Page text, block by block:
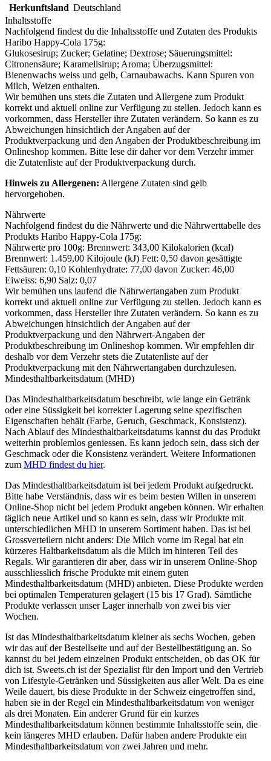
Herkunftsland Deutschland
Inhaltsstoffe
Nachfolgend findest du die Inhaltsstoffe und Zutaten des Produkts
Haribo Happy-Cola 175g:
Glukosesirup; Zucker; Gelatine; Dextrose; Säuerungsmittel:
Citronensäure; Karamellsirup; Aroma; Überzugsmittel:
Bienenwachs weiss und gelb, Carnaubawachs. Kann Spuren von
Milch, Weizen enthalten.
Wir bemühen uns stets die Zutaten und Allergene zum Produkt
korrekt und aktuell online zur Verfügung zu stellen. Jedoch kann es
vorkommen, dass Hersteller ihre Zutaten verändern. So kann es zu
Abweichungen hinsichtlich der Angaben auf der
Produktverpackung und den Angaben der Produktbeschreibung im
Onlineshop kommen. Bitte lese dir daher vor dem Verzehr immer
die Zutatenliste auf der Produktverpackung durch.
Hinweis zu Allergenen: Allergene Zutaten sind gelb
hervorgehoben.
Nährwerte
Nachfolgend findest du die Nährwerte und die Nährwerttabelle des
Produkts Haribo Happy-Cola 175g:
Nährwerte pro 100g: Brennwert: 343,00 Kilokalorien (kcal)
Brennwert: 1.459,00 Kilojoule (kJ) Fett: 0,50 davon gesättigte
Fettsäuren: 0,10 Kohlenhydrate: 77,00 davon Zucker: 46,00
Eiweiss: 6,90 Salz: 0,07
Wir bemühen uns laufend die Nährwertangaben zum Produkt
korrekt und aktuell online zur Verfügung zu stellen. Jedoch kann es
vorkommen, dass Hersteller ihre Zutaten verändern. So kann es zu
Abweichungen hinsichtlich der Angaben auf der
Produktverpackung und den Nährwert-Angaben der
Produktbeschreibung im Onlineshop kommen. Wir empfehlen dir
deshalb vor dem Verzehr stets die Zutatenliste auf der
Produktverpackung mit den Nährwertangaben durchzulesen.
Mindesthaltbarkeitsdatum (MHD)
Das Mindesthaltbarkeitsdatum beschreibt, wie lange ein Getränk
oder eine Süssigkeit bei korrekter Lagerung seine spezifischen
Eigenschaften behält (Farbe, Geruch, Geschmack, Konsistenz).
Nach Ablauf des Mindesthaltbarkeitsdatums kannst du das Produkt
weiterhin problemlos geniessen. Es kann jedoch sein, dass sich der
Geschmack oder die Konsistenz verändert. Weitere Informationen
zum MHD findest du hier.
Das Mindesthaltbarkeitsdatum ist bei jedem Produkt aufgedruckt.
Bitte habe Verständnis, dass wir es beim besten Willen in unserem
Online-Shop nicht bei jedem Produkt angeben können. Wir erhalten
täglich neue Artikel und so kann es sein, dass wir Produkte mit
unterschiedlichen MHD in unserem Sortiment haben. Das ist bei
Grossverteilern nicht anders: Die Milch vorne im Regal hat ein
kürzeres Haltbarkeitsdatum als die Milch im hinteren Teil des
Regals. Wir garantieren dir aber, dass wir in unserem Online-Shop
ausschliesslich frische Produkte mit einem guten
Mindesthaltbarkeitsdatum (MHD) anbieten. Diese Produkte werden
bei optimalen Temperaturen gelagert (15 bis 17 Grad). Sämtliche
Produkte verlassen unser Lager innerhalb von zwei bis vier
Wochen.
Ist das Mindesthaltbarkeitsdatum kleiner als sechs Wochen, geben
wir das auf der Bestellseite und auf der Bestellbestätigung an. So
kannst du bei jedem einzelnen Produkt entscheiden, ob das OK für
dich ist. Sweets.ch ist der Spezialist für den Import und den Vertrieb
von Lifestyle-Getränken und Süssigkeiten aus aller Welt. Da es eine
Weile dauert, bis diese Produkte in der Schweiz eingetroffen sind,
haben sie in der Regel ein Mindesthaltbarkeitsdatum von weniger
als drei Monaten. Ein anderer Grund für ein kurzes
Mindesthaltbarkeitsdatum können bestimmte Inhaltsstoffe sein, die
kein längeres MHD erlauben. Dafür haben andere Produkte ein
Mindesthaltbarkeitsdatum von zwei Jahren und mehr.